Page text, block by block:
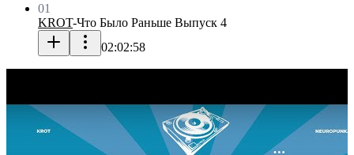
01
KROT-Что Было Раньше Выпуск 4
02:02:58